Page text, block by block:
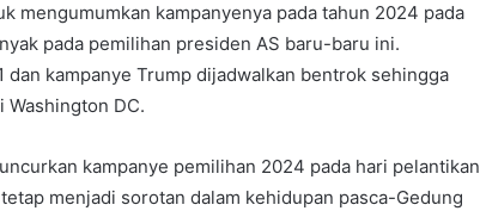
mengumumkan kampanyenya pada tahun 2024 pada
pada pemilihan presiden AS baru-baru ini.
kampanye Trump dijadwalkan bentrok sehingga
DC.
kampanye pemilihan 2024 pada hari pelantikan
menjadi sorotan dalam kehidupan pasca-Gedung